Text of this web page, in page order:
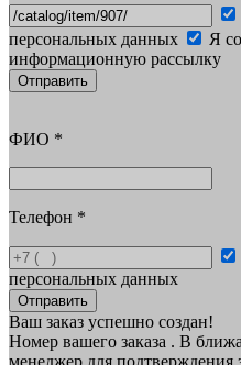
персональных данных
Я
информационную рассылку
Отправить
ФИО *
Телефон *
персональных данных
Отправить
Ваш заказ успешно создан!
Номер вашего заказа . В